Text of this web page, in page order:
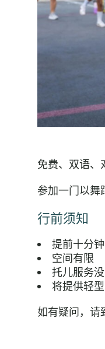
免费、双语、
参加一门以舞
行前须知
提前十分
空间有限
托儿服务
将提供轻
如有疑问，